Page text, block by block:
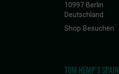
10997 Berlin
Deutschland
Shop Besuchen
TOM HEMP'S SPAIN